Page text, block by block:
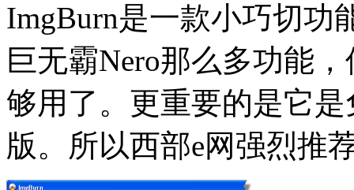
ImgBurn是一款小巧切功
巨无霸Nero那么多功能
够用了。更重要的是它
版。所以西部e网强烈推